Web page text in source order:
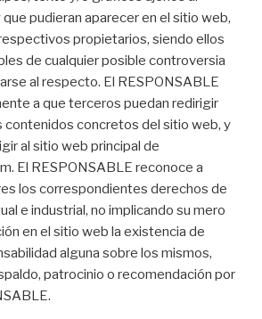
pudieran aparecer en el sitio web,
propietarios, siendo ellos
de cualquier posible controversia
al respecto. El RESPONSABLE
a que terceros puedan redirigir
contenidos concretos del sitio web, y
al sitio web principal de
El RESPONSABLE reconoce a
los correspondientes derechos de
e industrial, no implicando su mero
en el sitio web la existencia de
alguna sobre los mismos,
patrocinio o recomendación por